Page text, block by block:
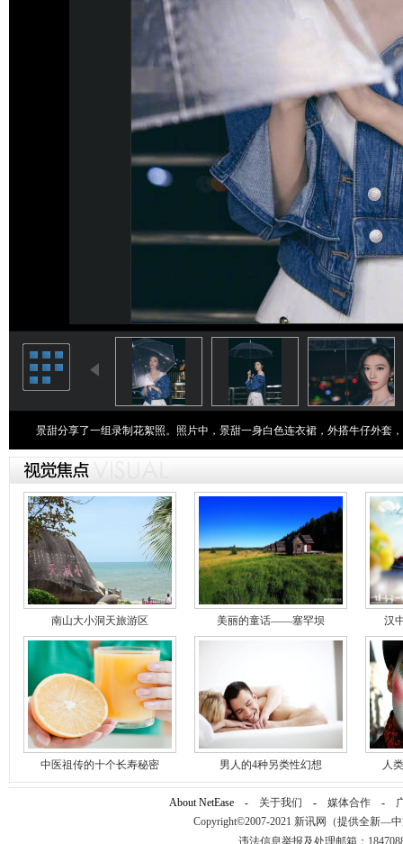
景甜分享了一组录制花絮照。照片中，景甜一身白色连衣裙，外搭牛仔外套
南山大小洞天旅游区 美丽的童话——塞罕坝 汉
中医祖传的十个长寿秘密 男人的4种另类性幻想 人
About NetEase - 关于我们 - 媒体合作 -
Copyright©2007-2021 新讯网（提供全新—中
违法信息举报及处理邮箱：